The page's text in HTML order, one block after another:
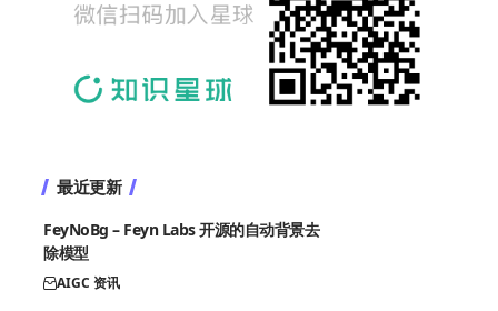
最近更新
FeyNoBg – Feyn Labs 开源的自动背景去
除模型
AIGC 资讯